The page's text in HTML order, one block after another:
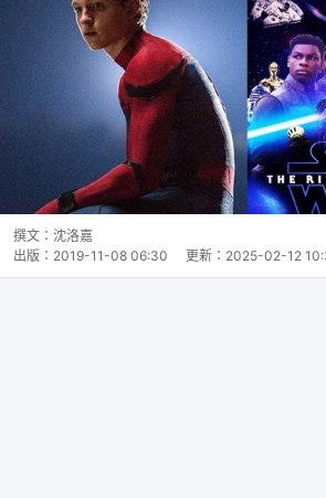
撰文： 沈洛嘉
出版： 2019-11-08 06:30 更新： 2025-02-12